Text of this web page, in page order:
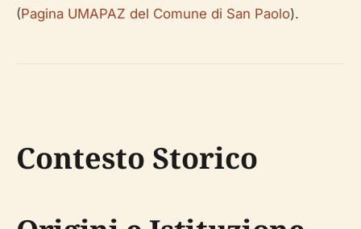
(Pagina UMAPAZ del Comune di San Paolo).
Contesto Storico